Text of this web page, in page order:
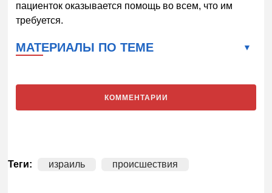
пациенток оказывается помощь во всем, что им
требуется.
МАТЕРИАЛЫ ПО ТЕМЕ
КОММЕНТАРИИ
Теги: израиль происшествия